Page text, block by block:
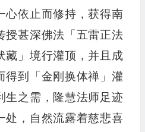
心依止而修持，获得南
授甚深佛法「五雷正法
藏」境行灌顶，并且成
得到「金刚换体禅」灌
生之需，隆慧法师足迹
处，自然流露着慈悲喜